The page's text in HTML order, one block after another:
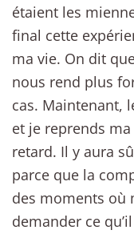
étaient les
final cette
ma vie. On dit
nous rend plus
cas. Maintenant,
et je reprends
retard. Il y aura
parce que la
des moments où
demander ce